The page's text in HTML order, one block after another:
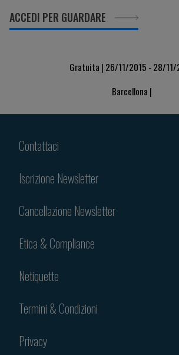
ACCEDI PER GUARDARE
Gratuita | 26/11/2015 - 28/11/
Barcellona |
Contattaci
Iscrizione Newsletter
Cancellazione Newsletter
Etica & Compliance
Netiquette
Termini & Condizioni
Privacy